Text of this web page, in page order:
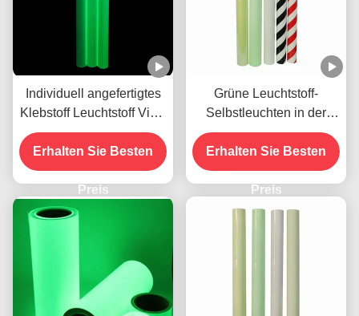
Individuell angefertigtes
Klebstoff Leuchtstoff Vinyl
Leuchten im Dunkeln für
leuchtende Schilder
Erhalten Sie Besten
Preis
Grüne Leuchtstoff-
Selbstleuchten in der
Dunkelheit Vinyl-Klebfilm
für Notfallschilder
Erhalten Sie Besten
Preis